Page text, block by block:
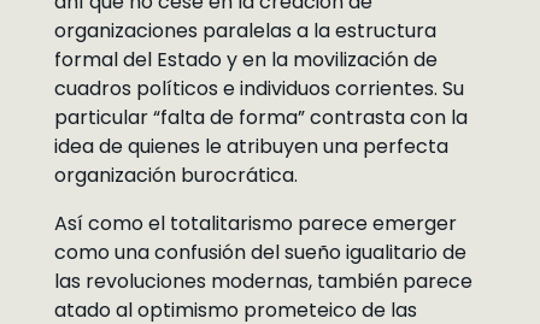
organizaciones paralelas a la estructura
formal del Estado y en la movilización de
cuadros políticos e individuos corrientes. Su
particular “falta de forma” contrasta con la
idea de quienes le atribuyen una perfecta
organización burocrática.
Así como el totalitarismo parece emerger
como una confusión del sueño igualitario de
las revoluciones modernas, también parece
atado al optimismo prometeico de las